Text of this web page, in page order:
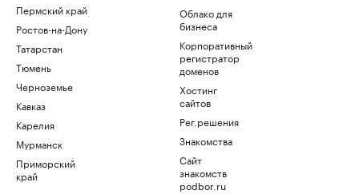
Пермский край
Ростов-на-Дону
Татарстан
Тюмень
Черноземье
Кавказ
Карелия
Мурманск
Приморский
край
Облако для
бизнеса
Корпоративный
регистратор
доменов
Хостинг
сайтов
Рег.решения
Знакомства
Сайт
знакомств
podbor.ru